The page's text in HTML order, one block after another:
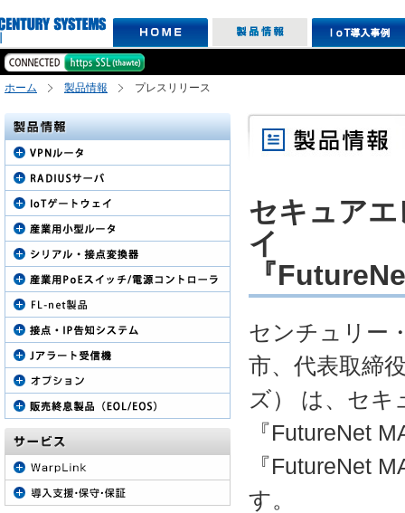
ホーム 製品情報 プレスリリース
セキュア
イ
『
センチュリー
市、代表取締
ズ） は、セキ
『FutureNet
『FutureNet
す。